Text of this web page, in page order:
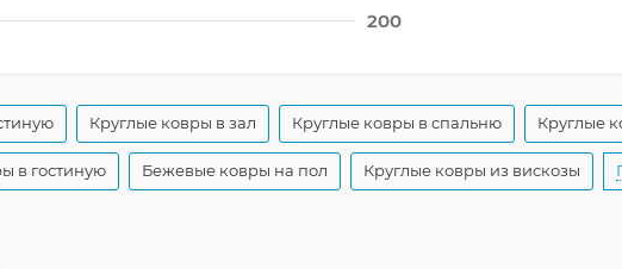
200
Круглые ковры в зал Круглые ковры в спальню Круглые
в гостиную Бежевые ковры на пол Круглые ковры из вискозы